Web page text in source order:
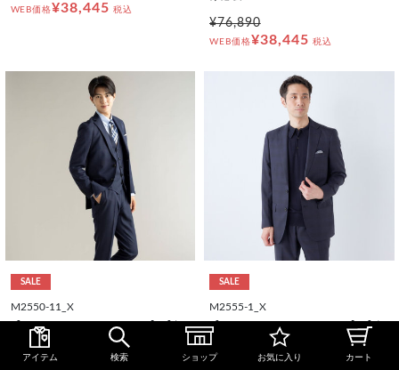
WEB価格¥38,445 税込
¥76,890
WEB価格¥38,445 税込
SALE
M2550-11_X
【JOHN PEARSE comfort】【年
間】2釦シングルスリーピースス
ーツ ショートタック/ネイビー/ウ
SALE
M2555-1_X
【KANSAIMAN collection】【春
夏】Real navy collection / ネイ
ビー×チェック/ 2釦ワンタック/
アイテム 検索 ショップ お気に入り カート